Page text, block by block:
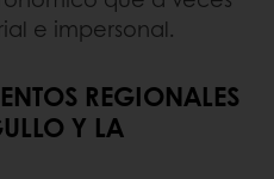
e impersonal.
REGIONALES
Y LA